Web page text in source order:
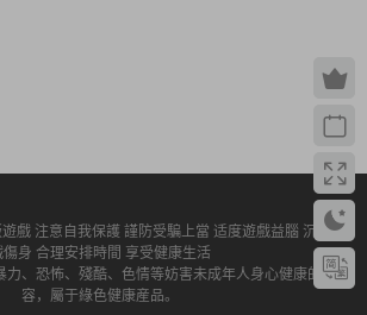
戲 注意自我保護 謹防受騙上當 适度遊戲益腦 沉迷遊
傷身 合理安排時間 享受健康生活
力、恐怖、殘酷、色情等妨害未成年人身心健康的内
容，屬于綠色健康産品。